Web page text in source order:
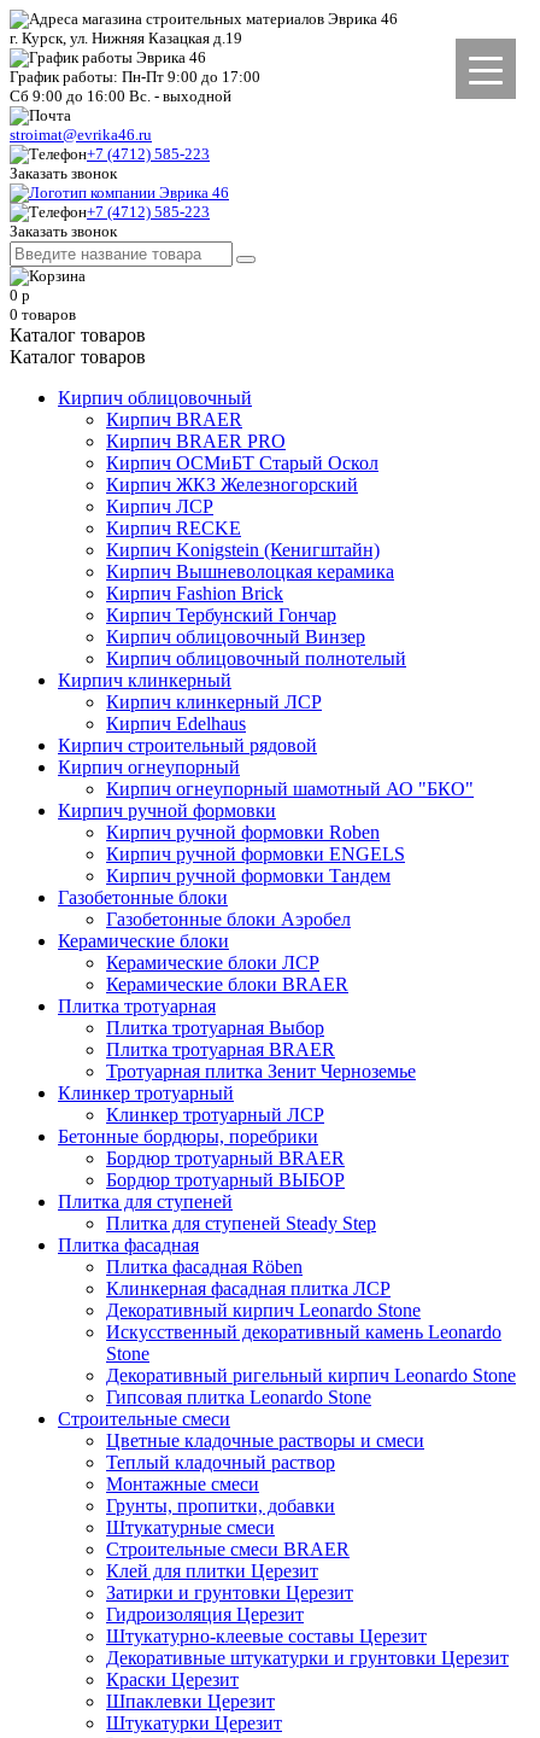
г. Курск, ул. Нижняя Казацкая д.19
График работы: Пн-Пт 9:00 до 17:00
Сб 9:00 до 16:00 Вс. - выходной
stroimat@evrika46.ru
+7 (4712) 585-223
Заказать звонок
+7 (4712) 585-223
Заказать звонок
0 р
0 товаров
Каталог товаров
Каталог товаров
Кирпич облицовочный
Кирпич BRAER
Кирпич BRAER PRO
Кирпич ОСМиБТ Старый Оскол
Кирпич ЖКЗ Железногорский
Кирпич ЛСР
Кирпич RECKE
Кирпич Konigstein (Кенигштайн)
Кирпич Вышневолоцкая керамика
Кирпич Fashion Brick
Кирпич Тербунский Гончар
Кирпич облицовочный Винзер
Кирпич облицовочный полнотелый
Кирпич клинкерный
Кирпич клинкерный ЛСР
Кирпич Edelhaus
Кирпич строительный рядовой
Кирпич огнеупорный
Кирпич огнеупорный шамотный АО "БКО"
Кирпич ручной формовки
Кирпич ручной формовки Roben
Кирпич ручной формовки ENGELS
Кирпич ручной формовки Тандем
Газобетонные блоки
Газобетонные блоки Аэробел
Керамические блоки
Керамические блоки ЛСР
Керамические блоки BRAER
Плитка тротуарная
Плитка тротуарная Выбор
Плитка тротуарная BRAER
Тротуарная плитка Зенит Черноземье
Клинкер тротуарный
Клинкер тротуарный ЛСР
Бетонные бордюры, поребрики
Бордюр тротуарный BRAER
Бордюр тротуарный ВЫБОР
Плитка для ступеней
Плитка для ступеней Steady Step
Плитка фасадная
Плитка фасадная Röben
Клинкерная фасадная плитка ЛСР
Декоративный кирпич Leonardo Stone
Искусственный декоративный камень Leonardo
Stone
Декоративный ригельный кирпич Leonardo Stone
Гипсовая плитка Leonardo Stone
Строительные смеси
Цветные кладочные растворы и смеси
Теплый кладочный раствор
Монтажные смеси
Грунты, пропитки, добавки
Штукатурные смеси
Строительные смеси BRAER
Клей для плитки Церезит
Затирки и грунтовки Церезит
Гидроизоляция Церезит
Штукатурно-клеевые составы Церезит
Декоративные штукатурки и грунтовки Церезит
Краски Церезит
Шпаклевки Церезит
Штукатурки Церезит